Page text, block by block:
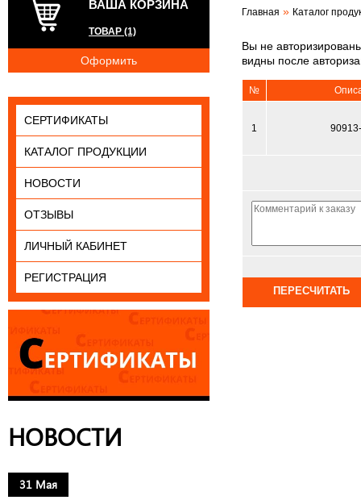
ВАША КОРЗИНА
ТОВАР (1)
Оформить
СЕРТИФИКАТЫ
КАТАЛОГ ПРОДУКЦИИ
НОВОСТИ
ОТЗЫВЫ
ЛИЧНЫЙ КАБИНЕТ
РЕГИСТРАЦИЯ
НОВОСТИ
31 Мая
Главная » Каталог
Вы не
видны после
№
1